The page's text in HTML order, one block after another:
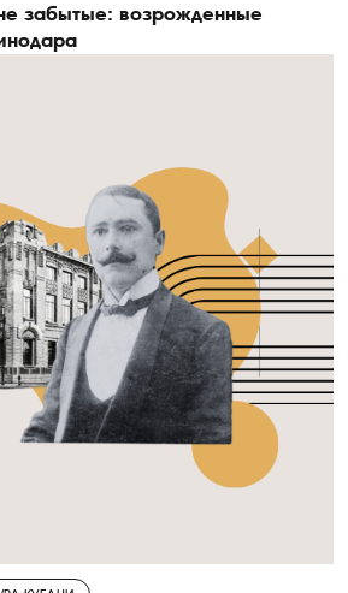
забытые: возрожденные